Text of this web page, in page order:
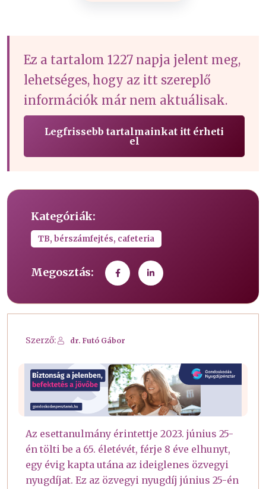
Ez a tartalom 1227 napja jelent meg,
lehetséges, hogy az itt szereplő
információk már nem aktuálisak.
Legfrissebb tartalmainkat itt érheti
el
Kategóriák:
TB, bérszámfejtés, cafeteria
Megosztás:
Szerző: dr. Futó Gábor
Az esettanulmány érintettje 2023. június 25-
én tölti be a 65. életévét, férje 8 éve elhunyt,
egy évig kapta utána az ideiglenes özvegyi
nyugdíjat. Ez az özvegyi nyugdíj június 25-én